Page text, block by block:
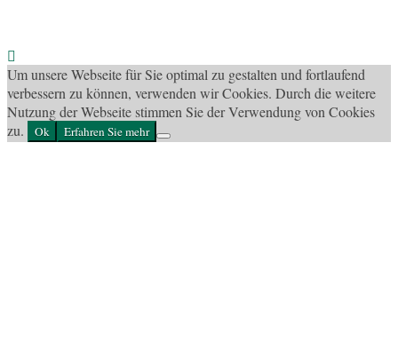
Um unsere Webseite für Sie optimal zu gestalten und fortlaufend
verbessern zu können, verwenden wir Cookies. Durch die weitere
Nutzung der Webseite stimmen Sie der Verwendung von Cookies
zu.
Ok Erfahren Sie mehr